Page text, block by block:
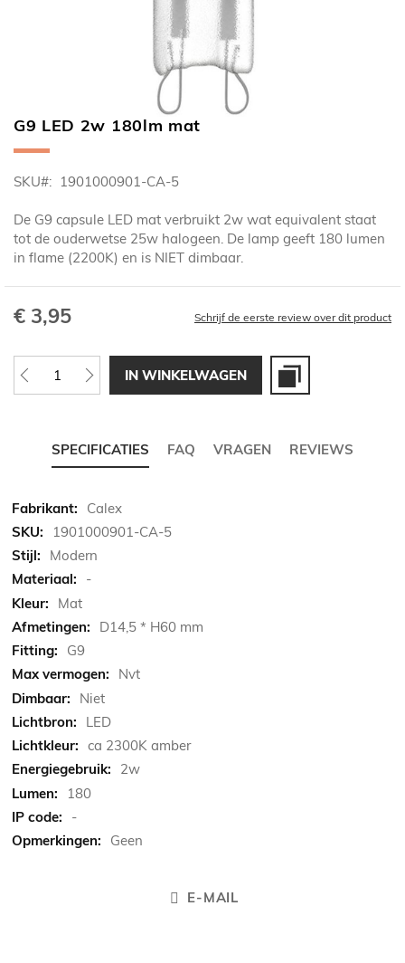
Ga
naar
begin
de
afbeeldingen-
gallerij
G9 LED 2w 180lm mat
SKU 1901000901-CA-5
De G9 capsule LED mat verbruikt 2w wat equivalent staat
tot de ouderwetse 25w halogeen. De lamp geeft 180 lumen
in flame (2200K) en is NIET dimbaar.
€ 3,95 Schrijf de eerste review over dit product
IN WINKELWAGEN
SPECIFICATIES FAQ VRAGEN REVIEWS
Meer
informatie
Calex
1901000901-CA-5
Modern
-
Mat
D14,5 * H60 mm
G9
Nvt
Niet
LED
ca 2300K amber
2w
180
-
Geen
E-MAIL